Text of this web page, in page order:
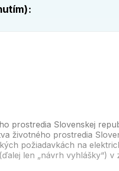
prostredia Slovenskej
životného prostredia
požiadavkách na
len „návrh vyhlášky“) v